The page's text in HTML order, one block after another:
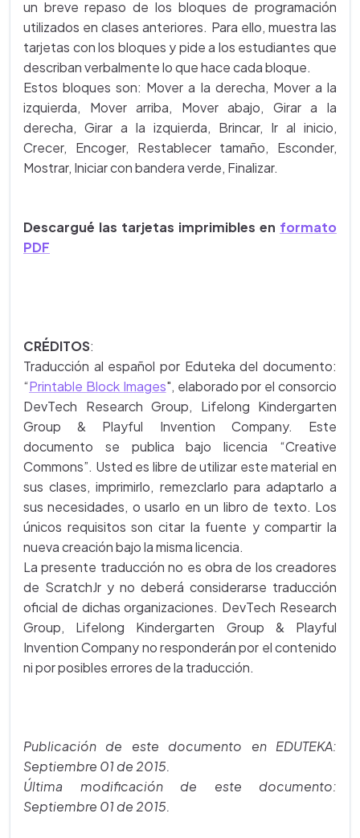
un breve repaso de los bloques de programación
utilizados en clases anteriores. Para ello, muestra las
tarjetas con los bloques y pide a los estudiantes que
describan verbalmente lo que hace cada bloque.
Estos bloques son: Mover a la derecha, Mover a la
izquierda, Mover arriba, Mover abajo, Girar a la
derecha, Girar a la izquierda, Brincar, Ir al inicio,
Crecer, Encoger, Restablecer tamaño, Esconder,
Mostrar, Iniciar con bandera verde, Finalizar.
Descargué las tarjetas imprimibles en formato
PDF
CRÉDITOS:
Traducción al español por Eduteka del documento:
“Printable Block Images", elaborado por el consorcio
DevTech Research Group, Lifelong Kindergarten
Group & Playful Invention Company. Este
documento se publica bajo licencia “Creative
Commons”. Usted es libre de utilizar este material en
sus clases, imprimirlo, remezclarlo para adaptarlo a
sus necesidades, o usarlo en un libro de texto. Los
únicos requisitos son citar la fuente y compartir la
nueva creación bajo la misma licencia.
La presente traducción no es obra de los creadores
de ScratchJr y no deberá considerarse traducción
oficial de dichas organizaciones. DevTech Research
Group, Lifelong Kindergarten Group & Playful
Invention Company no responderán por el contenido
ni por posibles errores de la traducción.
Publicación de este documento en EDUTEKA:
Septiembre 01 de 2015.
Última modificación de este documento:
Septiembre 01 de 2015.